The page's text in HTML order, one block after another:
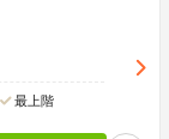
最上階